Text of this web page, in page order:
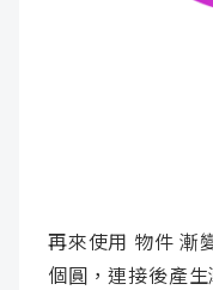
再來使用 物件 漸
個圓，連接後產生